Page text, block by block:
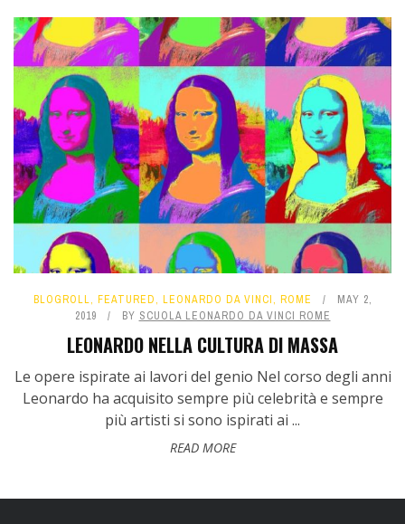
BLOGROLL, FEATURED, LEONARDO DA VINCI, ROME
MAY 2,
2019
BY SCUOLA LEONARDO DA VINCI ROME
LEONARDO NELLA CULTURA DI MASSA
Le opere ispirate ai lavori del genio Nel corso degli anni
Leonardo ha acquisito sempre più celebrità e sempre
più artisti si sono ispirati ai ...
READ MORE